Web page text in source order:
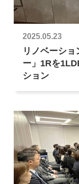
2025.05.23
リノベーシ
ー」1Rを
ション